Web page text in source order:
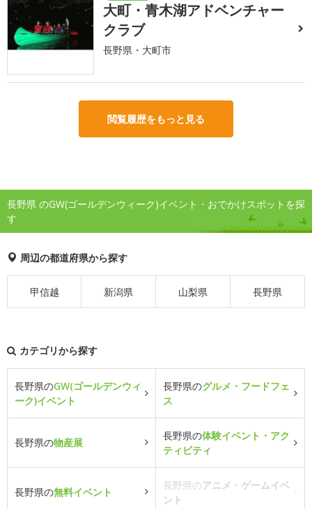
大町・青木湖アドベンチャー
クラブ
長野県・大町市
閲覧履歴をもっと見る
長野県 のGW(ゴールデンウィーク)イベント・おでかけスポットを探
す
周辺の都道府県から探す
甲信越 新潟県 山梨県 長野県
カテゴリから探す
長野県のGW(ゴールデンウィ
ーク)イベント
長野県のグルメ・フードフェ
ス
長野県の物産展
長野県の体験イベント・アク
ティビティ
長野県の無料イベント
長野県のアニメ・ゲームイベ
ント